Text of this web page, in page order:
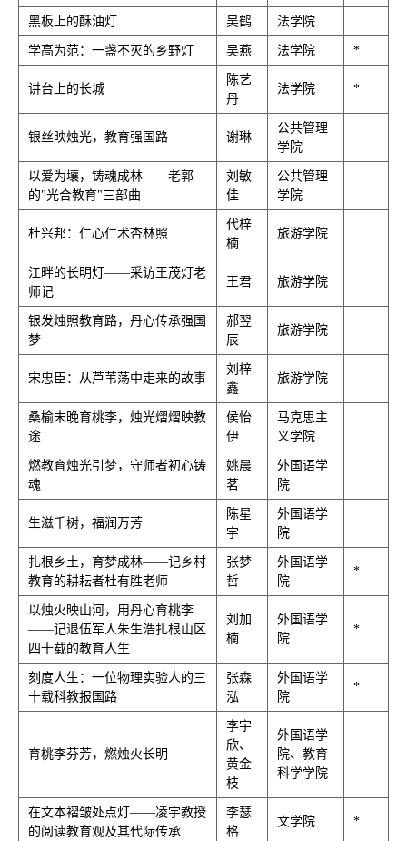
黑板上的酥油灯 吴鹤 法学院
学高为范：一盏不灭的乡野灯 吴燕 法学院 *
讲台上的长城
陈艺
丹
法学院 *
银丝映烛光，教育强国路 谢琳
公共管理
学院
以爱为壤，铸魂成林——老郭
的"光合教育"三部曲
刘敏
佳
公共管理
学院
杜兴邦：仁心仁术杏林照
代梓
楠
旅游学院
江畔的长明灯——采访王茂灯老
师记
王君 旅游学院
银发烛照教育路，丹心传承强国
梦
郝翌
辰
旅游学院
宋忠臣：从芦苇荡中走来的故事
刘梓
鑫
旅游学院
桑榆未晚育桃李，烛光熠熠映教
途
侯怡
伊
马克思主
义学院
燃教育烛光引梦，守师者初心铸
魂
姚晨
茗
外国语学
院
生滋千树，福润万芳
陈星
宇
外国语学
院
扎根乡土，育梦成林——记乡村
教育的耕耘者杜有胜老师
张梦
哲
外国语学
院
*
以烛火映山河，用丹心育桃李
——记退伍军人朱生浩扎根山区
四十载的教育人生
刘加
楠
外国语学
院
*
刻度人生：一位物理实验人的三
十载科教报国路
张森
泓
外国语学
院
*
育桃李芬芳，燃烛火长明
李宇
欣、
黄金
枝
外国语学
院、教育
科学学院
在文本褶皱处点灯——凌宇教授
的阅读教育观及其代际传承
李瑟
格
文学院 *